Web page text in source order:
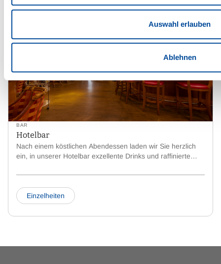
Auswahl erlauben
Ablehnen
BAR
Hotelbar
Nach einem köstlichen Abendessen laden wir Sie herzlich
ein, in unserer Hotelbar exzellente Drinks und raffinierte
Einzelheiten